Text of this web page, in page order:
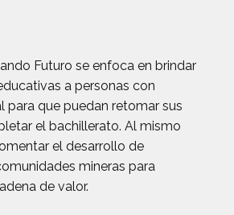
Futuro se enfoca en brindar
a personas con
para que puedan retomar sus
el bachillerato. Al mismo
el desarrollo de
mineras para
de valor.